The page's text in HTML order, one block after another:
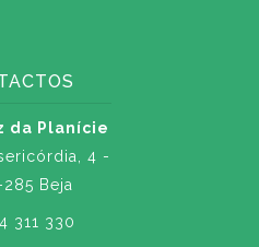
da Planície
4 -
Beja
311 330